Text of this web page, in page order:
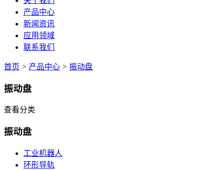
产品中心
新闻资讯
应用领域
联系我们
首页 > 产品中心 > 振动盘
振动盘
查看分类
振动盘
工业机器人
环形导轨